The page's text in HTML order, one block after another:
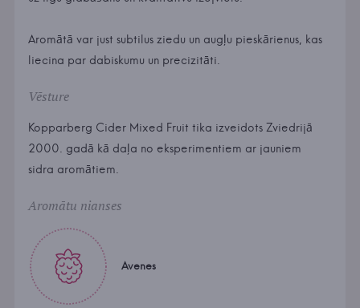
Aromātā var just subtilus ziedu un augļu pieskārienus, kas
liecina par dabiskumu un precizitāti.
Vēsture
Kopparberg Cider Mixed Fruit tika izveidots Zviedrijā
2000. gadā kā daļa no eksperimentiem ar jauniem
sidra aromātiem.
Aromātu nianses
Avenes